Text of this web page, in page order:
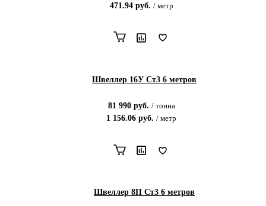
471.94руб. / метр
Швеллер 16У Ст3 6 метров
81 990руб. / тонна
1 156.06 руб. / метр
Швеллер 8П Ст3 6 метров